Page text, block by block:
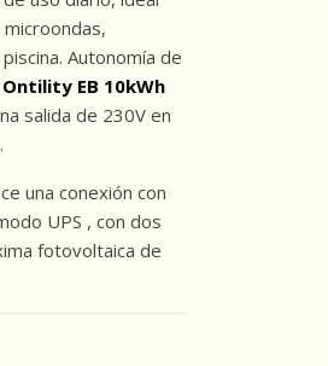
Autonomía de
Ontility EB 10kWh
salida de 230V en
una conexión con
UPS , con dos
fotovoltaica de